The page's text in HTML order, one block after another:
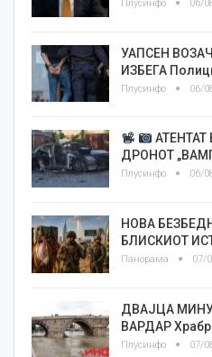
Плусинфо 06/
УАПСЕН
ИЗБЕГА
Плусинфо 06/
АТЕНТАТ
ДРОНОТ
Плусинфо 06/
НОВА
БЛИСКИОТ
Панорама 07/
ДВАЈЦА
ВАРДАР
Плусинфо 07/